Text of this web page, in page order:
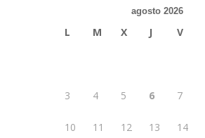
agosto 2026
L M X J V
3 4 5 6 7
10 11 12 13 14